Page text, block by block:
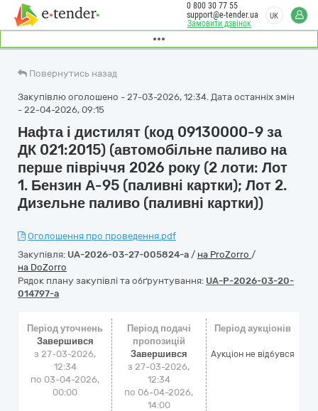
Замовити дзвінок
0 800 30 77 55
support@e-tender.ua
UK
Повернутись назад
Закупівлю оголошено - 27-03-2026, 12:34. Дата останніх змін
- 22-04-2026, 09:15
Нафта і дистилят (код 09130000-9 за
ДК 021:2015) (автомобільне паливо на
перше півріччя 2026 року (2 лоти: Лот
1. Бензин А-95 (паливні картки); Лот 2.
Дизельне паливо (паливні картки))
Оголошення про проведення.pdf
Закупівля: UA-2026-03-27-005824-a / на ProZorro /
на DoZorro
Рядок плану закупівлі та обґрунтування: UA-P-2026-03-20-
014797-a
Період уточнень
Завершився
з 27-03-2026,
12:34
по 03-04-2026,
00:00
Період подачі
пропозицій
Завершився
з 27-03-2026,
12:34
по 06-04-2026,
14:00
Період аукціонів
Аукціон не відбувся